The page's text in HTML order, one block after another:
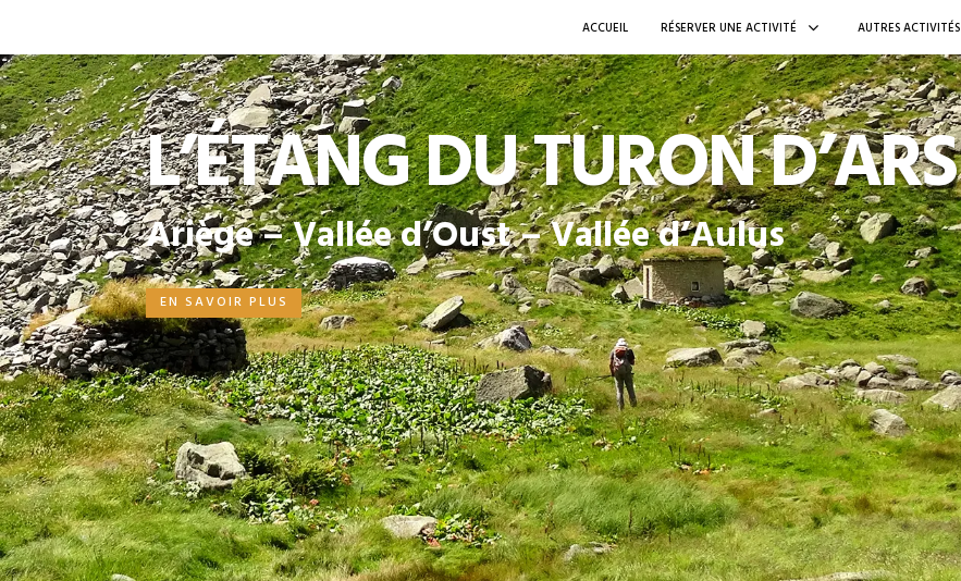
ACCUEIL RÉSERVER UNE ACTIVITÉ AUTRES ACTIVITÉS
L’ÉTANG DU TURON D’ARS
Ariège – Vallée d’Oust – Vallée d’Aulus
EN SAVOIR PLUS